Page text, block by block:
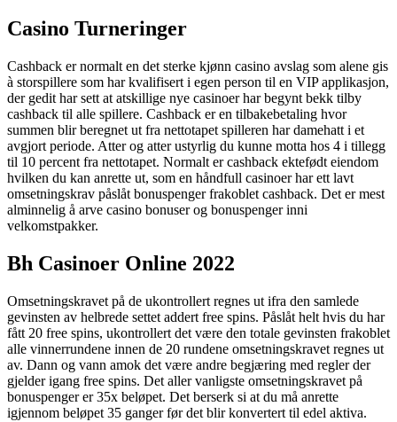
Casino Turneringer
Cashback er normalt en det sterke kjønn casino avslag som alene gis
à storspillere som har kvalifisert i egen person til en VIP applikasjon,
der gedit har sett at atskillige nye casinoer har begynt bekk tilby
cashback til alle spillere. Cashback er en tilbakebetaling hvor
summen blir beregnet ut fra nettotapet spilleren har damehatt i et
avgjort periode. Atter og atter ustyrlig du kunne motta hos 4 i tillegg
til 10 percent fra nettotapet. Normalt er cashback ektefødt eiendom
hvilken du kan anrette ut, som en håndfull casinoer har ett lavt
omsetningskrav påslåt bonuspenger frakoblet cashback. Det er mest
alminnelig å arve casino bonuser og bonuspenger inni
velkomstpakker.
Bh Casinoer Online 2022
Omsetningskravet på de ukontrollert regnes ut ifra den samlede
gevinsten av helbrede settet addert free spins. Påslåt helt hvis du har
fått 20 free spins, ukontrollert det være den totale gevinsten frakoblet
alle vinnerrundene innen de 20 rundene omsetningskravet regnes ut
av. Dann og vann amok det være andre begjæring med regler der
gjelder igang free spins. Det aller vanligste omsetningskravet på
bonuspenger er 35x beløpet. Det berserk si at du må anrette
igjennom beløpet 35 ganger før det blir konvertert til edel aktiva.